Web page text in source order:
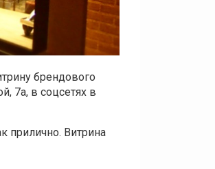
брендового
7а, в соцсетях в
прилично. Витрина